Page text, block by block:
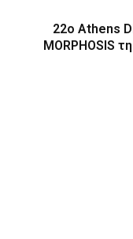
22ο Athens
MORPHOSIS